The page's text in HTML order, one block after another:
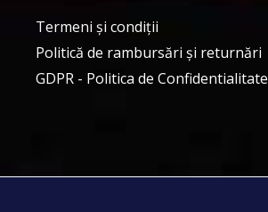
Termeni şi condiţii
Politică de rambursări și returnări
GDPR - Politica de Confidentialitate